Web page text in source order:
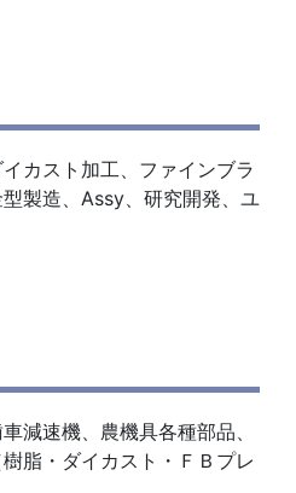
カスト加工、ファインブラ
製造、Assy、研究開発、ユ
減速機、農機具各種部品、
脂・ダイカスト・ＦＢプレ